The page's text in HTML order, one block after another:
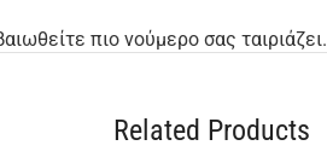
πιο νούμερο σας ταιριάζει.
Related Products